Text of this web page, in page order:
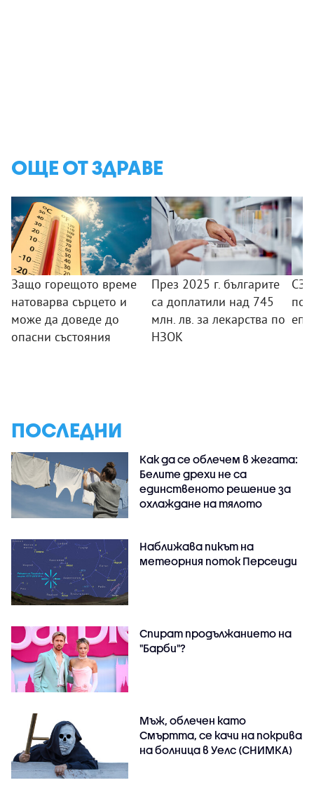
ОЩЕ ОТ ЗДРАВЕ
Защо горещото време
натоварва сърцето и
може да доведе до
опасни състояния
През 2025 г. българите
са доплатили над 745
млн. лв. за лекарства по
НЗОК
ПОСЛЕДНИ
Как да се облечем в жегата:
Белите дрехи не са
единственото решение за
охлаждане на тялото
Наближава пикът на
метеорния поток Персеиди
Спират продължанието на
"Барби"?
Мъж, облечен като
Смъртта, се качи на покрива
на болница в Уелс (СНИМКА)